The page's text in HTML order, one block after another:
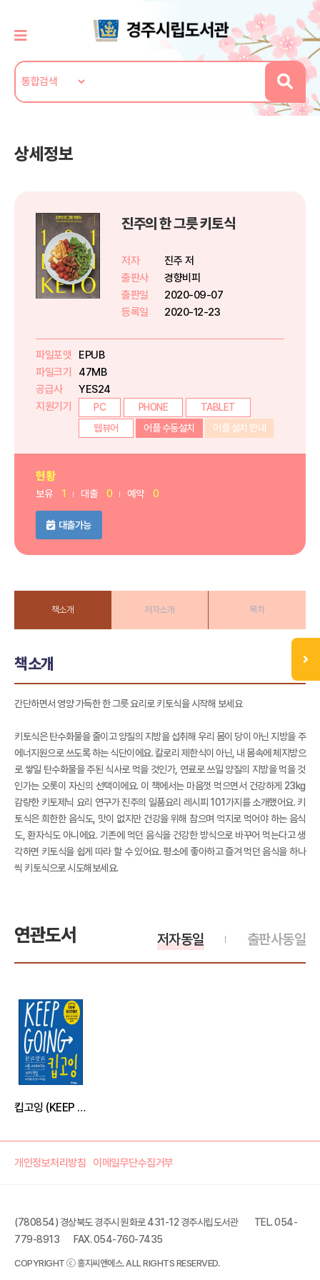
상세정보
진주의 한 그릇 키토식
저자
진주 저
출판사
경향비피
출판일
2020-09-07
등록일
2020-12-23
파일포맷
EPUB
파일크기
47MB
공급사
YES24
지원기기
PC PHONE
TABLET
웹뷰어
어플 수동설치 어플 설치 안내
현황
보유 1 대출 0 예약 0
대출가능
책소개 저자소개 목차
책소개
간단하면서 영양 가득한 한 그릇 요리로 키토식을 시작해 보세요
키토식은 탄수화물을 줄이고 양질의 지방을 섭취해 우리 몸이 당이 아닌 지방을 주
에너지원으로 쓰도록 하는 식단이에요. 칼로리 제한식이 아닌, 내 몸속에 체지방으
로 쌓일 탄수화물을 주된 식사로 먹을 것인가, 연료로 쓰일 양질의 지방을 먹을 것
인가는 오롯이 자신의 선택이에요. 이 책에서는 마음껏 먹으면서 건강하게 23kg
감량한 키토제닉 요리 연구가 진주의 일품요리 레시피 101가지를 소개했어요. 키
토식은 희한한 음식도, 맛이 없지만 건강을 위해 참으며 억지로 먹어야 하는 음식
도, 환자식도 아니에요. 기존에 먹던 음식을 건강한 방식으로 바꾸어 먹는다고 생
각하면 키토식을 쉽게 따라 할 수 있어요. 평소에 좋아하고 즐겨 먹던 음식을 하나
씩 키토식으로 시도해보세요.
연관도서 출판사동일
저자동일
킵고잉 (KEEP GOING)
개인정보처리방침 이메일무단수집거부
(780854) 경상북도 경주시 원화로 431-12 경주시립도서관
TEL. 054-
779-8913
FAX. 054-760-7435
COPYRIGHT ⓒ 홍지씨앤에스. ALL RIGHTS RESERVED.